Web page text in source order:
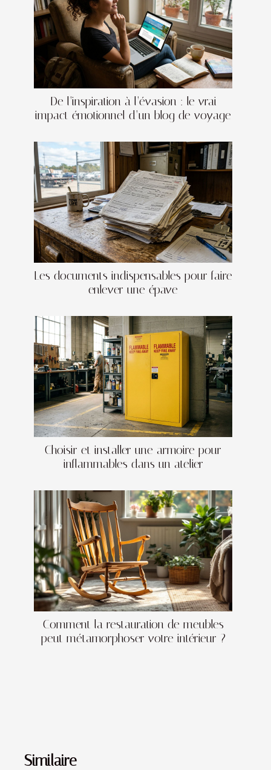
De l’inspiration à l’évasion : le vrai
impact émotionnel d’un blog de voyage
Les documents indispensables pour faire
enlever une épave
Choisir et installer une armoire pour
inflammables dans un atelier
Comment la restauration de meubles
peut métamorphoser votre intérieur ?
Similaire